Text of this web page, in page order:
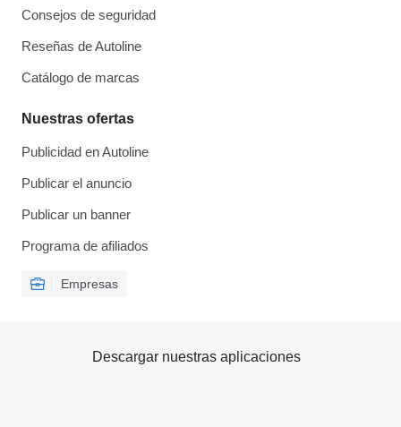
Consejos de seguridad
Reseñas de Autoline
Catálogo de marcas
Nuestras ofertas
Publicidad en Autoline
Publicar el anuncio
Publicar un banner
Programa de afiliados
Empresas
Descargar nuestras aplicaciones